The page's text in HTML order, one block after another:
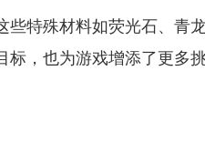
些特殊材料如荧光石、青
标，也为游戏增添了更多